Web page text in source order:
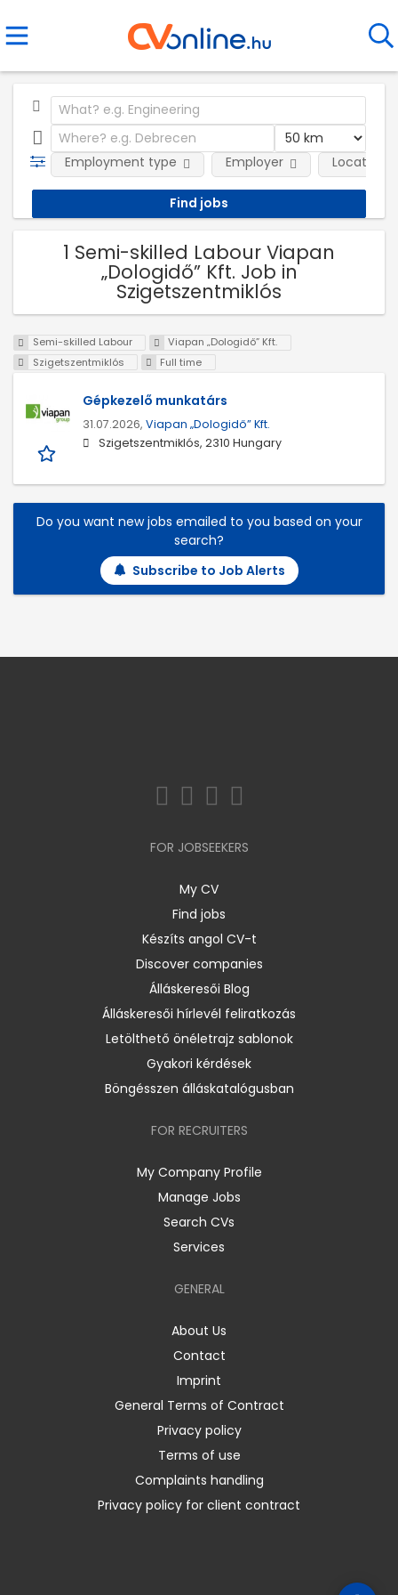
Employment type Employer Location
1 Semi-skilled Labour Viapan
„Dologidő” Kft. Job in
Szigetszentmiklós
Semi-skilled Labour
Viapan „Dologidő” Kft.
Szigetszentmiklós
Full time
Gépkezelő munkatárs
31.07.2026, Viapan „Dologidő” Kft.
Szigetszentmiklós, 2310 Hungary
Do you want new jobs emailed to you based on your
search?
Subscribe to Job Alerts
FOR JOBSEEKERS
My CV
Find jobs
Készíts angol CV-t
Discover companies
Álláskeresői Blog
Álláskeresői hírlevél feliratkozás
Letölthető önéletrajz sablonok
Gyakori kérdések
Böngésszen álláskatalógusban
FOR RECRUITERS
My Company Profile
Manage Jobs
Search CVs
Services
GENERAL
About Us
Contact
Imprint
General Terms of Contract
Privacy policy
Terms of use
Complaints handling
Privacy policy for client contract